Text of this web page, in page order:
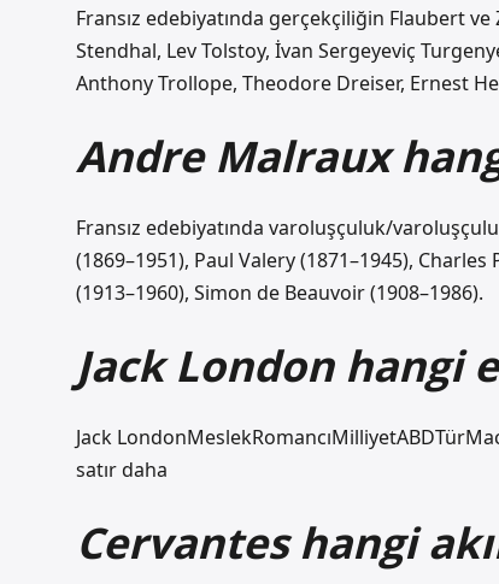
Fransız edebiyatında gerçekçiliğin Flaubert ve
Stendhal, Lev Tolstoy, İvan Sergeyeviç
Anthony Trollope, Theodore Dreiser, Ernest
Andre Malraux
Fransız edebiyatında varoluşçuluk/
(1869–1951), Paul Valery (1871–1945),
(1913–1960), Simon de Beauvoir (1908–1986).
Jack London hangi
Jack
satır daha
Cervantes hangi